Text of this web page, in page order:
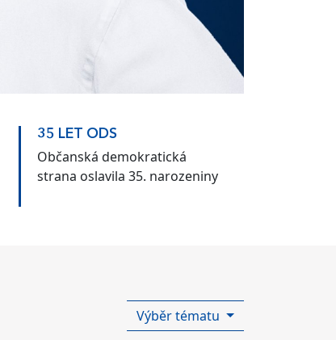
35 LET ODS
Občanská demokratická
strana oslavila 35. narozeniny
Výběr tématu